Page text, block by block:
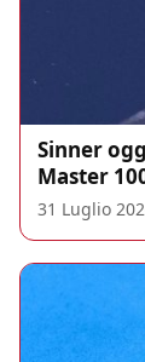
Sinner
Master
31 Luglio